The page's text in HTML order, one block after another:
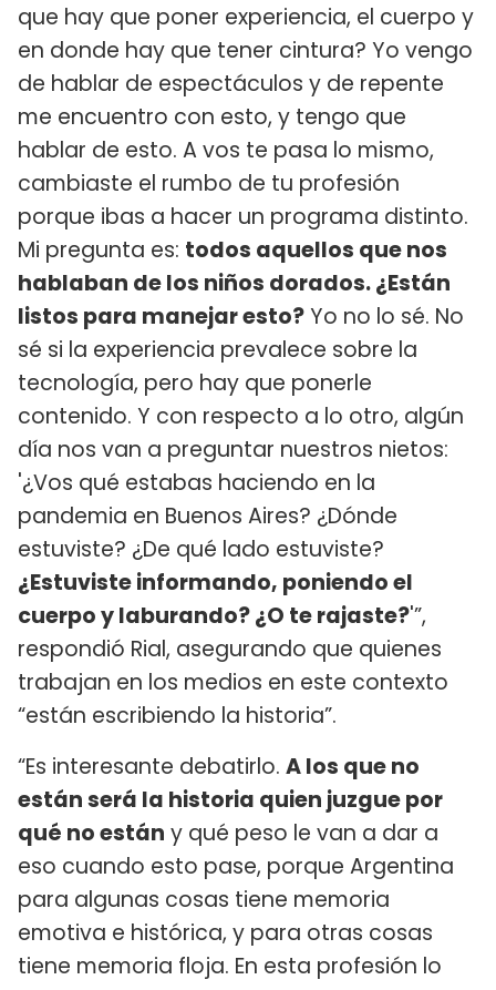
que hay que poner experiencia, el cuerpo y
en donde hay que tener cintura? Yo vengo
de hablar de espectáculos y de repente
me encuentro con esto, y tengo que
hablar de esto. A vos te pasa lo mismo,
cambiaste el rumbo de tu profesión
porque ibas a hacer un programa distinto.
Mi pregunta es: todos aquellos que nos
hablaban de los niños dorados. ¿Están
listos para manejar esto?Yo no lo sé. No
sé si la experiencia prevalece sobre la
tecnología, pero hay que ponerle
contenido. Y con respecto a lo otro, algún
día nos van a preguntar nuestros nietos:
'¿Vos qué estabas haciendo en la
pandemia en Buenos Aires? ¿Dónde
estuviste? ¿De qué lado estuviste?
¿Estuviste informando, poniendo el
cuerpo y laburando? ¿O te rajaste?'”,
respondió Rial, asegurando que quienes
trabajan en los medios en este contexto
“están escribiendo la historia”.
“Es interesante debatirlo. A los que no
están será la historia quien juzgue por
qué no están y qué peso le van a dar a
eso cuando esto pase, porque Argentina
para algunas cosas tiene memoria
emotiva e histórica, y para otras cosas
tiene memoria floja. En esta profesión lo